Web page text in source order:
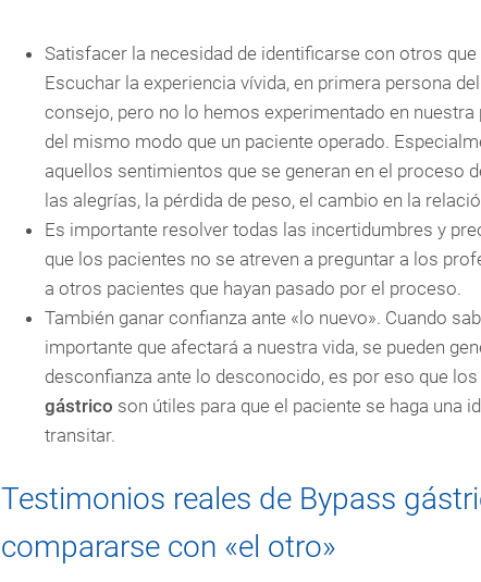
Satisfacer la necesidad de identificarse con otros
Escuchar la experiencia vívida, en primera persona
consejo, pero no lo hemos experimentado en
del mismo modo que un paciente operado.
aquellos sentimientos que se generan en el proceso
las alegrías, la pérdida de peso, el cambio en la
Es importante resolver todas las incertidumbres y
que los pacientes no se atreven a preguntar a los
a otros pacientes que hayan pasado por el proceso.
También ganar confianza ante «lo nuevo». Cuando
importante que afectará a nuestra vida, se pueden
desconfianza ante lo desconocido, es por eso que los
gástrico son útiles para que el paciente se haga una
transitar.
Testimonios reales de Bypass
compararse con «el otro»